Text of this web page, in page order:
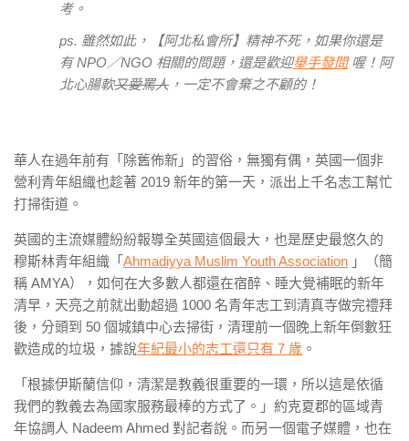
考。
ps. 雖然如此，【阿北私會所】精神不死，如果你還是
有 NPO／NGO 相關的問題，還是歡迎舉手發問喔！阿
北心腸軟又愛罵人 ，一定不會棄之不顧的！
華人在過年前有「除舊佈新」的習俗，無獨有偶，英國一個非
營利青年組織也趁著 2019 新年的第一天，派出上千名志工幫忙
打掃街道。
英國的主流媒體紛紛報導全英國這個最大，也是歷史最悠久的
穆斯林青年組織「 Ahmadiyya Muslim Youth Association 」（簡
稱 AMYA），如何在大多數人都還在宿醉、睡大覺補眠的新年
清早，天亮之前就出動超過 1000 名青年志工到清真寺做完禮拜
後，分頭到 50 個城鎮中心去掃街，清理前一個晚上新年倒數狂
歡造成的垃圾，據說年紀最小的志工還只有 7 歲 。
「根據伊斯蘭信仰，清潔是教義很重要的一環，所以這是依循
我們的教義去為國家服務最棒的方式了。」約克夏郡的區域青
年協調人 Nadeem Ahmed 對記者說。而另一個電子媒體，也在